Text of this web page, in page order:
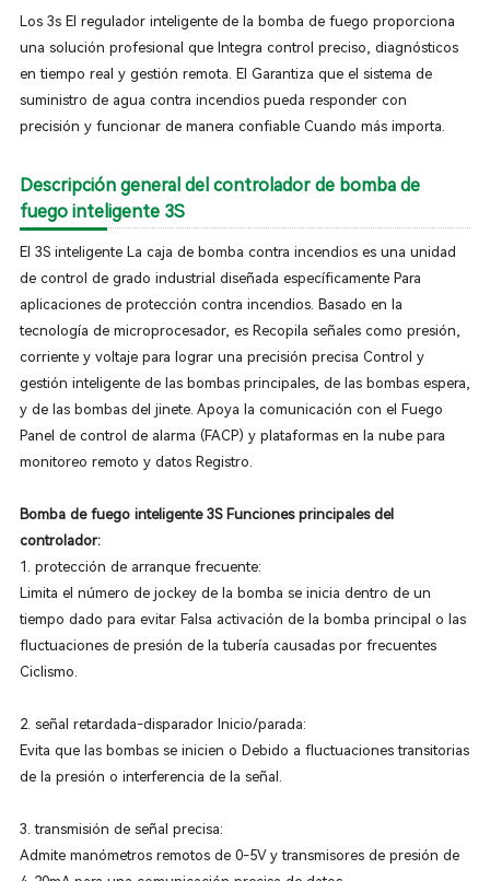
Los 3s El regulador inteligente de la bomba de fuego proporciona
una solución profesional que Integra control preciso, diagnósticos
en tiempo real y gestión remota. El Garantiza que el sistema de
suministro de agua contra incendios pueda responder con
precisión y funcionar de manera confiable Cuando más importa.
Descripción general del controlador de bomba de
fuego inteligente 3S
El 3S inteligente La caja de bomba contra incendios es una unidad
de control de grado industrial diseñada específicamente Para
aplicaciones de protección contra incendios. Basado en la
tecnología de microprocesador, es Recopila señales como presión,
corriente y voltaje para lograr una precisión precisa Control y
gestión inteligente de las bombas principales, de las bombas espera,
y de las bombas del jinete. Apoya la comunicación con el Fuego
Panel de control de alarma (FACP) y plataformas en la nube para
monitoreo remoto y datos Registro.
Bomba de fuego inteligente 3S Funciones principales del
controlador:
1. protección de arranque frecuente:
Limita el número de jockey de la bomba se inicia dentro de un
tiempo dado para evitar Falsa activación de la bomba principal o las
fluctuaciones de presión de la tubería causadas por frecuentes
Ciclismo.
2. señal retardada-disparador Inicio/parada:
Evita que las bombas se inicien o Debido a fluctuaciones transitorias
de la presión o interferencia de la señal.
3. transmisión de señal precisa:
Admite manómetros remotos de 0-5V y transmisores de presión de